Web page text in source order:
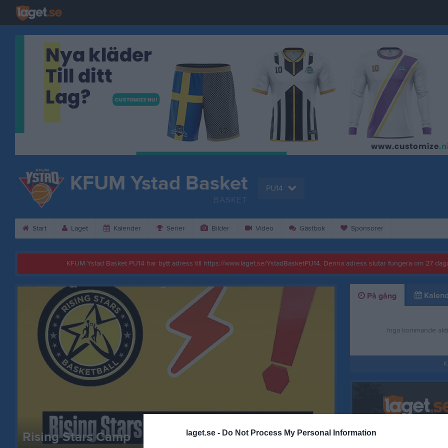
laget.se - Do Not Process My Personal Information
KFUM Ystad Basket
BASKET
PU14
Start Laget Kalender Serier Bilder Video Gästbok Sponsorer
KFUM Ystad Basket PU14 har bytt adress till https://www.laget.se/YstadBasketPU14. Denna adress slutar fungera om 27
Rising Stars Camp Referat: Ystad
På gång
Inga kommande